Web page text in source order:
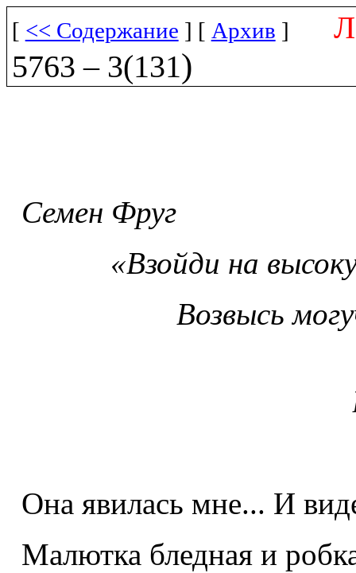
[ << Содержание ] [ Архив ]
5763 – 3(131)
Семен Фруг
«Взойди на
Возвысь
Она явилась мне... И
Малютка бледная и